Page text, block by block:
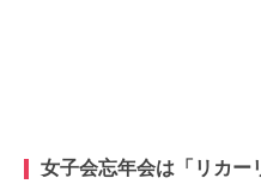
女子会忘年会は「リカー